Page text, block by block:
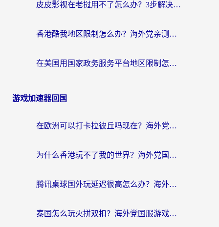
皮皮影视在老挝用不了怎么办？3步解决海外看国内影视&财经的痛点
香港酷我地区限制怎么办？海外党亲测有效的回国加速方案来了
在美国用国家政务服务平台地区限制怎么办？海外华人必备的突破攻略（附追剧看片技巧）
游戏加速器回国
在欧洲可以打卡拉彼丘吗现在？海外党国服游戏加速器终极避坑指南
为什么香港玩不了我的世界？海外党国服游戏加速终极解决方案
腾讯桌球国外玩延迟很高怎么办？海外党亲测有效的国服游戏加速指南
泰国怎么玩火拼双扣？海外党国服游戏加速终极指南（附暗区突围植物大战僵尸实测）